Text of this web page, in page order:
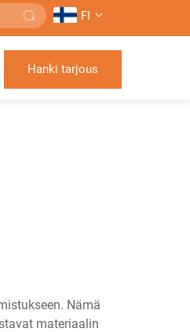
FI
Hanki tarjous
Nämä
materiaalin